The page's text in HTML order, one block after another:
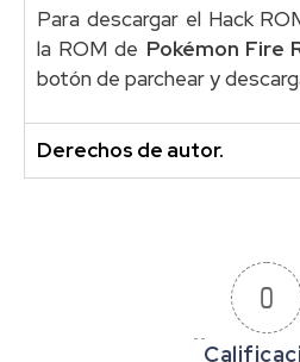
Para descargar el Hack
la ROM de Pokémon Fire
botón de parchear y
Derechos de autor.
0